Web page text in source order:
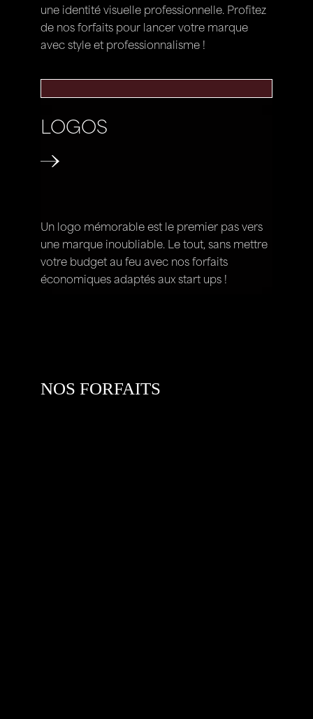
une identité visuelle professionnelle. Profitez
de nos forfaits pour lancer votre marque
avec style et professionnalisme !
LOGOS
Un logo mémorable est le premier pas vers
une marque inoubliable. Le tout, sans mettre
votre budget au feu avec nos forfaits
économiques adaptés aux start ups !
NOS FORFAITS